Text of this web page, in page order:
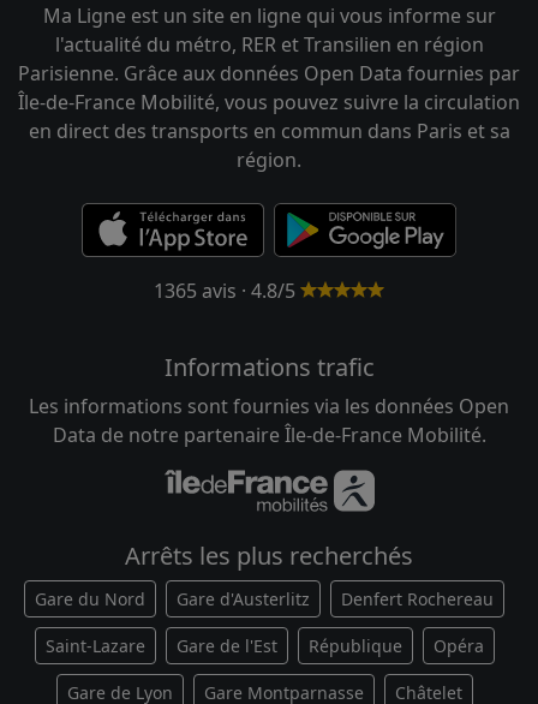
Ma Ligne est un site en ligne qui vous informe sur
l'actualité du métro, RER et Transilien en région
Parisienne. Grâce aux données Open Data fournies par
Île-de-France Mobilité, vous pouvez suivre la circulation
en direct des transports en commun dans Paris et sa
région.
1365 avis · 4.8/5
Informations trafic
Les informations sont fournies via les données Open
Data de notre partenaire Île-de-France Mobilité.
Arrêts les plus recherchés
Gare du Nord Gare d'Austerlitz Denfert Rochereau
Saint-Lazare Gare de l'Est République Opéra
Gare de Lyon Gare Montparnasse Châtelet